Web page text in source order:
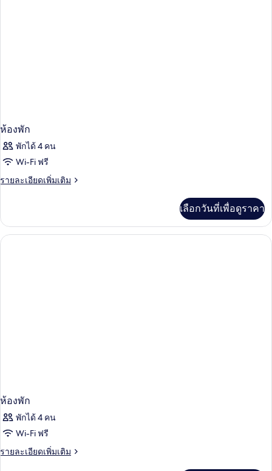
ห้องพัก
พักได้ 4 คน
Wi-Fi ฟรี
รายละเอียดเพิ่มเติม
ราย
เกี่ยว
กับ
ห้อง
เลือกวันที่เพื่อดูราคา
ห้องพัก
พักได้ 4 คน
Wi-Fi ฟรี
รายละเอียดเพิ่มเติม
ราย